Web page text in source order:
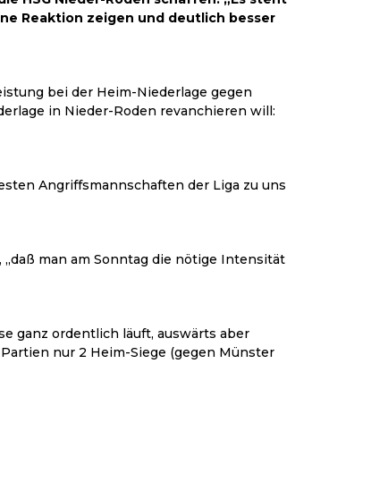
Reaktion zeigen und deutlich besser
bei der Heim-Niederlage gegen
in Nieder-Roden revanchieren will:
Angriffsmannschaften der Liga zu uns
man am Sonntag die nötige Intensität
ganz ordentlich läuft, auswärts aber
nur 2 Heim-Siege (gegen Münster